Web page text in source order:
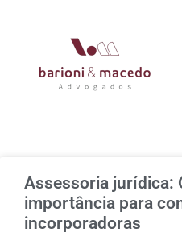
Assessoria jurídica:
importância para
incorporadoras